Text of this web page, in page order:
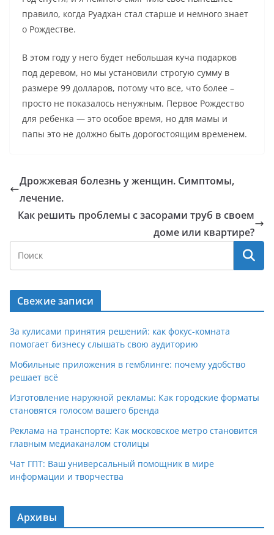
правило, когда Руадхан стал старше и немного знает
о Рождестве.
В этом году у него будет небольшая куча подарков
под деревом, но мы установили строгую сумму в
размере 99 долларов, потому что все, что более –
просто не показалось ненужным. Первое Рождество
для ребенка — это особое время, но для мамы и
папы это не должно быть дорогостоящим временем.
Дрожжевая болезнь у женщин. Симптомы,
лечение.
Как решить проблемы с засорами труб в своем
доме или квартире?
Свежие записи
За кулисами принятия решений: как фокус-комната
помогает бизнесу слышать свою аудиторию
Мобильные приложения в гемблинге: почему удобство
решает всё
Изготовление наружной рекламы: Как городские форматы
становятся голосом вашего бренда
Реклама на транспорте: Как московское метро становится
главным медиаканалом столицы
Чат ГПТ: Ваш универсальный помощник в мире
информации и творчества
Архивы